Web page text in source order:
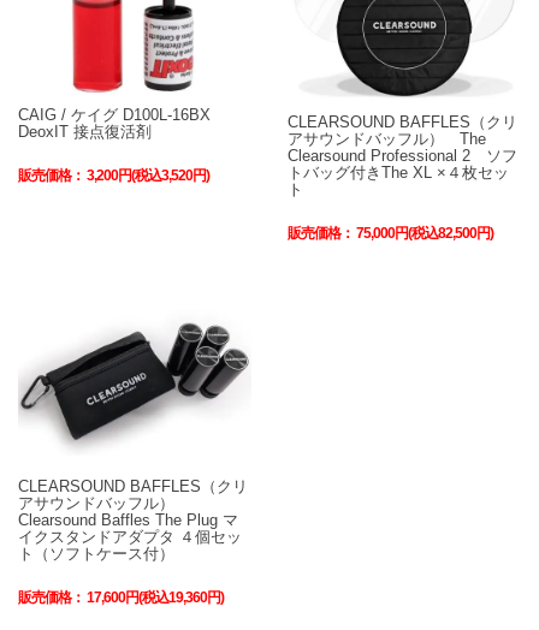
CAIG / ケイグ D100L-16BX
DeoxIT 接点復活剤
販売価格： 3,200円(税込3,520円)
CLEARSOUND BAFFLES（クリ
アサウンドバッフル） The
Clearsound Professional 2 ソフ
トバッグ付きThe XL ×４枚セッ
ト
販売価格： 75,000円(税込82,500円)
CLEARSOUND BAFFLES（クリ
アサウンドバッフル）
Clearsound Baffles The Plug マ
イクスタンドアダプタ ４個セッ
ト（ソフトケース付）
販売価格： 17,600円(税込19,360円)